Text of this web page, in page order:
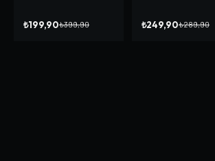
₺199,90₺399,90 ₺249,90₺289,90